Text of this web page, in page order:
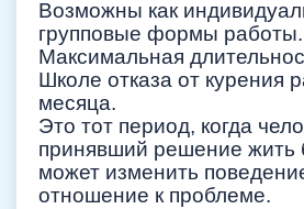
Возможны как
групповые формы работы.
Максимальная
Школе отказа от курения
месяца.
Это тот период, когда
принявший решение жить
может изменить
отношение к проблеме.